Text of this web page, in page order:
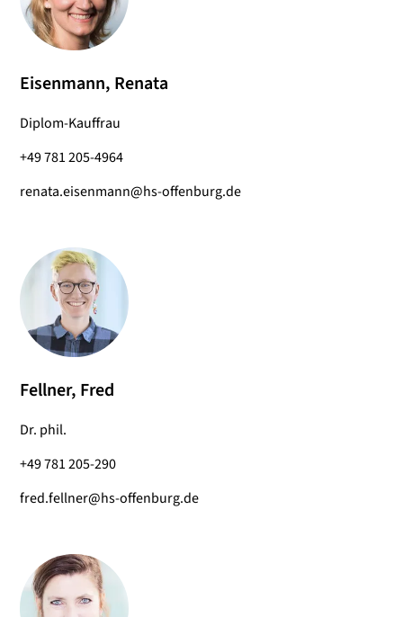
Eisenmann, Renata
Diplom-Kauffrau
+49 781 205-4964
renata.eisenmann@hs-offenburg.de
Fellner, Fred
Dr. phil.
+49 781 205-290
fred.fellner@hs-offenburg.de